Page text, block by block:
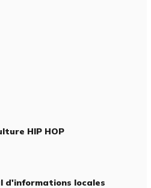
HIP HOP
d'informations locales